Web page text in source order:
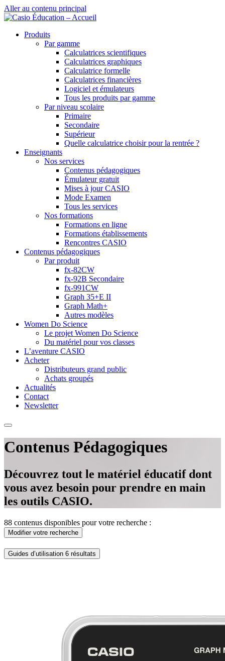
Aller au contenu principal
Produits
Par gamme
Calculatrices scientifiques
Calculatrices graphiques
Calculatrice formelle
Calculatrices financières
Logiciel et émulateurs
Tous les produits par gamme
Par niveau scolaire
Primaire
Secondaire
Supérieur
Quelle calculatrice choisir pour la rentrée ?
Enseignants
Nos services
Contenus pédagogiques
Émulateur gratuit
Mises à jour CASIO
Mode Examen
Tous les services
Nos formations
Formations en ligne
Formations établissements
Rencontres CASIO
Contenus pédagogiques
Par produit
fx-82CW
fx-92B Secondaire
fx-991CW
Graph 35+E II
Graph Math+
Autres modèles
Women Do Science
Le projet Women Do Science
Du matériel pour vos classes
L’aventure CASIO
Acheter
Distributeurs grand public
Achats groupés
Actualités
Contact
Newsletter
Contenus Pédagogiques
Découvrez tout le matériel éducatif dont
vous avez besoin pour prendre en main
les outils CASIO.
88 contenus disponibles pour votre recherche :
Modifier votre recherche
Guides d’utilisation 6 résultats